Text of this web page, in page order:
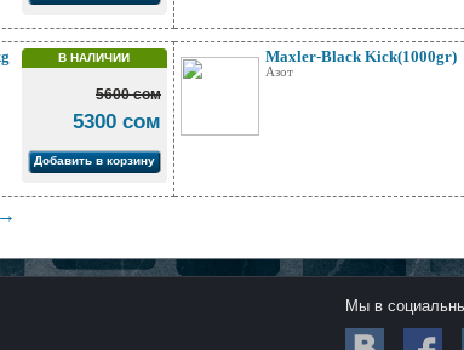
В НАЛИЧИИ
5600 сом
5300 сом
Добавить в корзину
Maxler-Black Kick(1000gr)
Азот
→
Мы в